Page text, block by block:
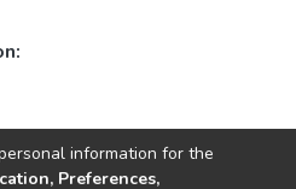
Sustainable Rural Development التنمية الريفية المستدامة
information for the
Preferences,